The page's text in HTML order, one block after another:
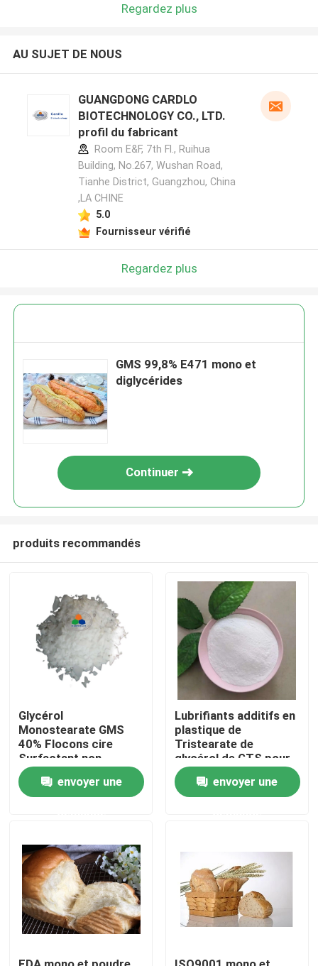
Maison
Produits
Exposition de VR
À propos de nous
Visite d'usine
Regardez plus
AU SUJET DE NOUS
GUANGDONG CARDLO
BIOTECHNOLOGY CO., LTD.
profil du fabricant
Room E&F, 7th Fl., Ruihua
Building, No.267, Wushan Road,
Tianhe District, Guangzhou, China
,LA CHINE
5.0
Fournisseur vérifié
Regardez plus
GMS 99,8% E471 mono et
diglycérides
Continuer
produits recommandés
Glycérol
Monostearate GMS
40% Flocons cire
Surfactant non
ionique pour l'eau dans
les produits
cosmétiques à base
envoyer une
Lubrifiants additifs en
plastique de
Tristearate de
glycérol de GTS pour
le PE ENV de PVC
envoyer une